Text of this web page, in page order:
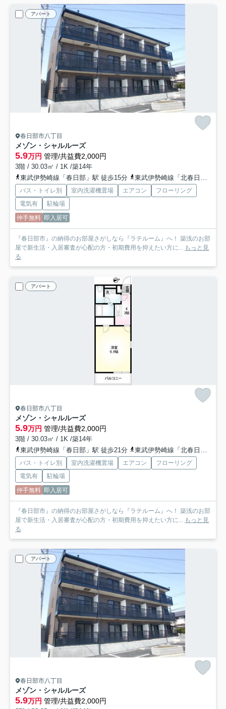
アパート
春日部市八丁目
メゾン・シャルルーズ
5.9万円 管理/共益費2,000円
3階 / 30.03㎡ / 1K /築14年
東武伊勢崎線「春日部」駅 徒歩15分
東武伊勢崎線「北春日部」駅 徒歩26分
バス・トイレ別 室内洗濯機置場 エアコン
フローリング
電気有
駐輪場
仲手無料 即入居可
『春日部市』の納得のお部屋さがしなら『ラテルーム』へ！ 築浅のお部
屋で新生活・入居審査が心配の方・初期費用を抑えたい方に... もっと見
る
アパート
春日部市八丁目
メゾン・シャルルーズ
5.9万円 管理/共益費2,000円
3階 / 30.03㎡ / 1K /築14年
東武伊勢崎線「春日部」駅 徒歩21分
東武伊勢崎線「北春日部」駅 徒歩26分
バス・トイレ別 室内洗濯機置場 エアコン
フローリング
電気有
駐輪場
仲手無料 即入居可
『春日部市』の納得のお部屋さがしなら『ラテルーム』へ！ 築浅のお部
屋で新生活・入居審査が心配の方・初期費用を抑えたい方に... もっと見
る
アパート
春日部市八丁目
メゾン・シャルルーズ
5.9万円 管理/共益費2,000円